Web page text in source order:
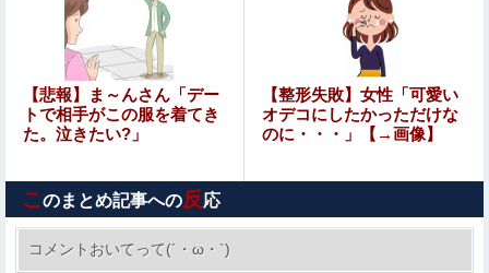
スポーツにもに打ち込んで結構いい高校、国立大までいっ
たのになんであんなんなっちゃったんだろ
【画像】この女の子たちと交尾したいんだがｗｗｗｗｗ
【画像】まま「なんかプール入ってたら学生にめっちゃ見
られたw」
【悲報】ま～んさん「デー
トで相手がこの服を着てき
た。泣きたい?」
【整形失敗】女性「可愛い
オデコにしたかっただけな
のに・・・」【→画像】
こ のまとめ記事への反応
コメントおいてって(´・ω・`)